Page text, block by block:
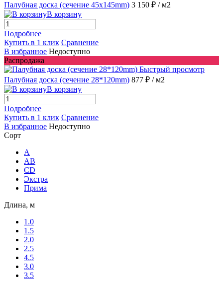
Палубная доска (сечение 45x145mm) 3 150 ₽ / м2
В корзину
Подробнее
Купить в 1 клик Сравнение
В избранное Недоступно
Распродажа
Быстрый просмотр
Палубная доска (сечение 28*120mm) 877 ₽ / м2
В корзину
Подробнее
Купить в 1 клик Сравнение
В избранное Недоступно
Сорт
A
AB
CD
Экстра
Прима
Длина, м
1.0
1.5
2.0
2.5
4.5
3.0
3.5